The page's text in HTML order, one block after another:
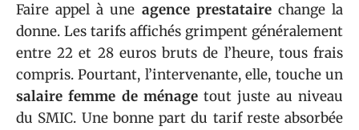
Faire appel à une agence prestatairechange la
donne. Les tarifs affichés grimpent généralement
entre 22 et 28 euros bruts de l’heure, tous frais
compris. Pourtant, l’intervenante, elle, touche un
salaire femme de ménagetout juste au niveau
du SMIC. Une bonne part du tarif reste absorbée